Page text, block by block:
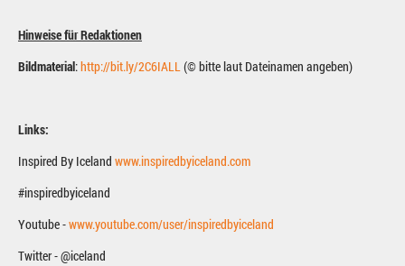
Hinweise für Redaktionen
Bildmaterial:http://bit.ly/2C6IALL(© bitte laut Dateinamen angeben)
Links:
Inspired By Iceland www.inspiredbyiceland.com
#inspiredbyiceland
Youtube -www.youtube.com/user/inspiredbyiceland
Twitter - @iceland